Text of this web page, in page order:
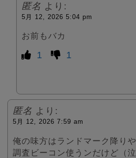
匿名 より:
5月 12, 2026 5:04 pm
お前もバカ
1 1
匿名 より:
5月 12, 2026 7:59 am
俺の味方はランドマーク降り
調査ビーコン使うンだけど（泣